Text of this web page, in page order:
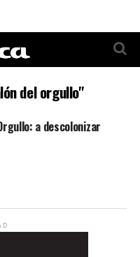
del orgullo"
a descolonizar